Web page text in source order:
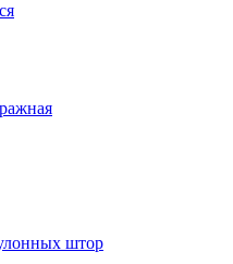
штор